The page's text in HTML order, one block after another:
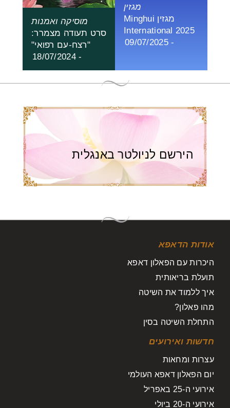
מגזין
מגזין Minghui
International 2025
- 09/07/2025
מוסיקה ואמנות
סרט תעודה מצמרר:
"רצח-עם רפואי"
- 18/07/2024
הירשם לניולטר באנגלית
אודות הדאפא
היכרות עם הפאלון דאפא
תועלת בריאותית
איך ללמוד את השיטה
מהו פאלון?
התחלת השיטה בסין
חדשות ואירועים
עצרות ומחאות
יום הפאלון דאפא העולמי
אירועי ה-25 באפריל
אירועי ה-20 ביולי